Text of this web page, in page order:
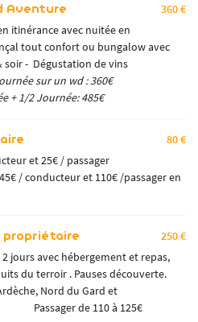
Aventure
360 €
itinérance avec nuitée en
tout confort ou bungalow avec
soir - Dégustation de vins
sur un wd : 360€
+ 1/2 Journée: 485€
80 €
et 25€ / passager
/ conducteur et 110€ /passager en
propriétaire
250 €
jours avec hébergement et repas,
du terroir . Pauses découverte.
Nord du Gard et
de 110 à 125€